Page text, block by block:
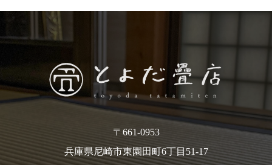
〒661-0953
兵庫県尼崎市東園田町6丁目51-17